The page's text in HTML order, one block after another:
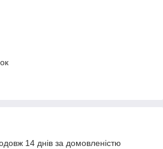
14 днів за домовленістю